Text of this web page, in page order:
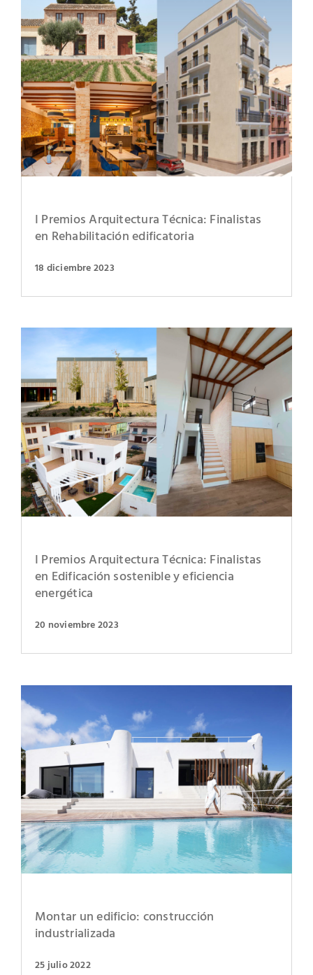
I Premios Arquitectura Técnica: Finalistas
en Rehabilitación edificatoria
18 diciembre 2023
I Premios Arquitectura Técnica: Finalistas
en Edificación sostenible y eficiencia
energética
20 noviembre 2023
Montar un edificio: construcción
industrializada
25 julio 2022